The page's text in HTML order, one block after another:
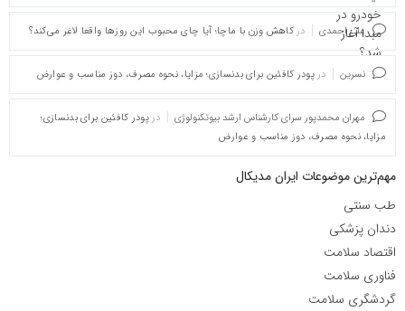
علی احمدی در کاهش وزن با ماچا؛ آیا چای محبوب این روزها واقعا لاغر می‌کند؟
نسرین در پودر کافئین برای بدنسازی؛ مزایا، نحوه مصرف، دوز مناسب و عوارض
مهران محمدپور سرای کارشناس ارشد بیوتکنولوژی در پودر کافئین برای بدنسازی؛
مزایا، نحوه مصرف، دوز مناسب و عوارض
مهم‌ترین موضوعات ایران مدیکال
طب سنتی
دندان پزشکی
اقتصاد سلامت
فناوری سلامت
گردشگری سلامت